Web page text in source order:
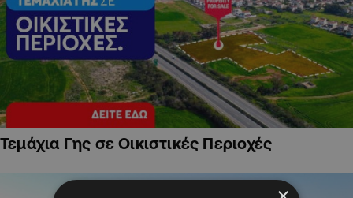
Τεμάχια Γης σε Οικιστικές Περιοχές